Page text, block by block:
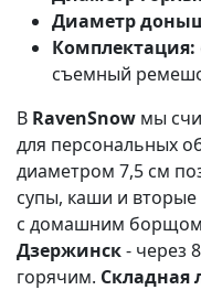
Диаметр
Комплектация:
съемный
В RavenSnow мы
для персональных
диаметром 7,5 см
супы, каши и
с домашним борщом
Дзержинск- через
горячим. Складная